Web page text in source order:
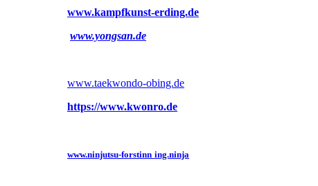
www.kampfkunst-erding.de
www.yongsan.de
www.taekwondo-obing.de
https://www.kwonro.de
www.ninjutsu-forstinn ing.ninja